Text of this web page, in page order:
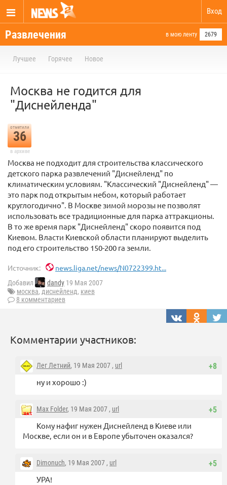
Вход
Развлечения в мою ленту 2679
Лучшее Горячее Новое
Москва не годится для
"Диснейленда"
отметили
36
в архиве
Москва не подходит для строительства классического
детского парка развлечений "Диснейленд" по
климатическим условиям. "Классический "Диснейленд" —
это парк под открытым небом, который работает
круглогодично". В Москве зимой морозы не позволят
использовать все традиционные для парка аттракционы.
В то же время парк "Диснейленд" скоро появится под
Киевом. Власти Киевской области планируют выделить
под его строительство 150-200 га земли.
Источник: news.liga.net/news/N0722399.ht...
Добавил dandy 19 Мая 2007
москва, диснейленд, киев
8 комментариев
Комментарии участников:
+8
Лег Летний, 19 Мая 2007 , url
ну и хорошо :)
+5
Max Folder, 19 Мая 2007 , url
Кому нафиг нужен Диснейленд в Киеве или
Москве, если он и в Европе убыточен оказался?
+5
Dimonuch, 19 Мая 2007 , url
УРА!